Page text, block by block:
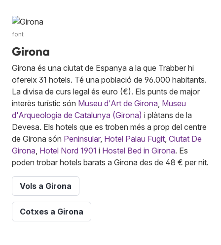
font
Girona
Girona és una ciutat de Espanya a la que Trabber hi
ofereix 31 hotels. Té una població de 96.000 habitants.
La divisa de curs legal és euro (€). Els punts de major
interès turístic són Museu d'Art de Girona Museu
d'Arqueologia de Catalunya (Girona) i plàtans de la
Devesa. Els hotels que es troben més a prop del centre
de Girona són Peninsular, Hotel Palau Fugit Ciutat De
Girona Hotel Nord 1901 i Hostel Bed in Girona. Es
poden trobar hotels barats a Girona des de 48 € per nit.
Vols a Girona
Cotxes a Girona